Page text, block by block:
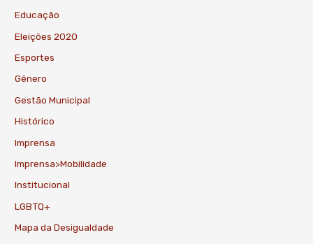
Educação
Eleições 2020
Esportes
Gênero
Gestão Municipal
Histórico
Imprensa
Imprensa>Mobilidade
Institucional
LGBTQ+
Mapa da Desigualdade